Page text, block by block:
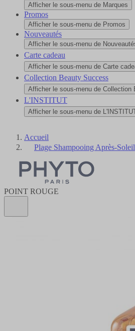
Afficher le sous-menu de Marques
Promos
Afficher le sous-menu de Promos
Nouveautés
Afficher le sous-menu de
Carte cadeau
Afficher le sous-menu de Carte
Collection Beauty Success
Afficher le sous-menu de Collection
L'INSTITUT
Afficher le sous-menu de
Accueil
Plage Shampooing Après-
POINT ROUGE